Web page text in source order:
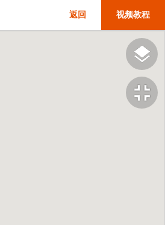
视频教程
返回
fullscreen_exit